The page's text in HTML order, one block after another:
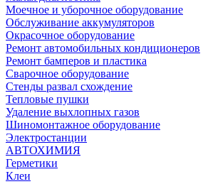
Моечное и уборочное оборудование
Обслуживание аккумуляторов
Окрасочное оборудование
Ремонт автомобильных кондиционеров
Ремонт бамперов и пластика
Сварочное оборудование
Стенды развал схождение
Тепловые пушки
Удаление выхлопных газов
Шиномонтажное оборудование
Электростанции
АВТОХИМИЯ
Герметики
Клеи